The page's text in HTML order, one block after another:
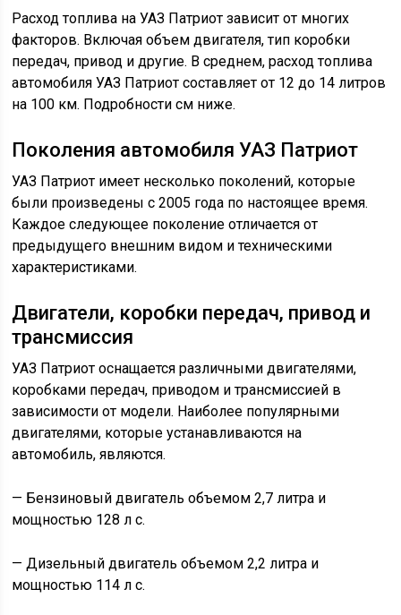
Расход топлива на УАЗ Патриот зависит от многих
факторов. Включая объем двигателя, тип коробки
передач, привод и другие. В среднем, расход топлива
автомобиля УАЗ Патриот составляет от 12 до 14 литров
на 100 км. Подробности см ниже.
Поколения автомобиля УАЗ Патриот
УАЗ Патриот имеет несколько поколений, которые
были произведены с 2005 года по настоящее время.
Каждое следующее поколение отличается от
предыдущего внешним видом и техническими
характеристиками.
Двигатели, коробки передач, привод и
трансмиссия
УАЗ Патриот оснащается различными двигателями,
коробками передач, приводом и трансмиссией в
зависимости от модели. Наиболее популярными
двигателями, которые устанавливаются на
автомобиль, являются.
— Бензиновый двигатель объемом 2,7 литра и
мощностью 128 л с.
— Дизельный двигатель объемом 2,2 литра и
мощностью 114 л с.